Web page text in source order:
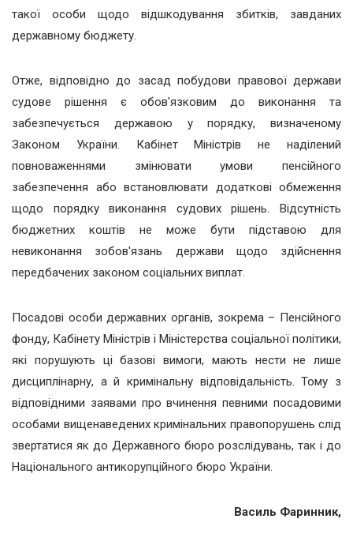
такої особи щодо відшкодування збитків, завданих
державному бюджету.
Отже, відповідно до засад побудови правової держави
судове рішення є обов'язковим до виконання та
забезпечується державою у порядку, визначеному
Законом України. Кабінет Міністрів не наділений
повноваженнями змінювати умови пенсійного
забезпечення або встановлювати додаткові обмеження
щодо порядку виконання судових рішень. Відсутність
бюджетних коштів не може бути підставою для
невиконання зобов'язань держави щодо здійснення
передбачених законом соціальних виплат.
Посадові особи державних органів, зокрема – Пенсійного
фонду, Кабінету Міністрів і Міністерства соціальної політики,
які порушують ці базові вимоги, мають нести не лише
дисциплінарну, а й кримінальну відповідальність. Тому з
відповідними заявами про вчинення певними посадовими
особами вищенаведених кримінальних правопорушень слід
звертатися як до Державного бюро розслідувань, так і до
Національного антикорупційного бюро України.
Василь Фаринник,